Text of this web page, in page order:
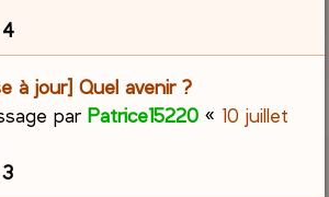
4
à jour] Quel avenir ?
parPatrice15220 « 10 juillet
3